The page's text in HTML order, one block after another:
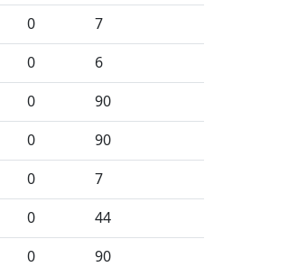
0
7
0
6
0
90
0
90
0
7
0
44
0
90